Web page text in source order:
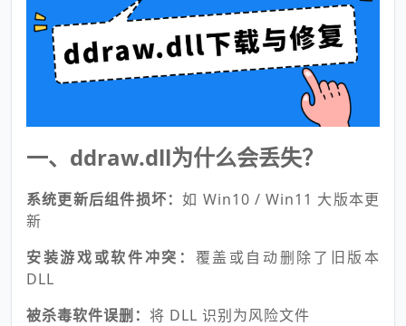
一、ddraw.dll为什么会丢失？
系统更新后组件损坏：如 Win10 / Win11 大版本更
新
安装游戏或软件冲突： 覆盖或自动删除了旧版本
DLL
被杀毒软件误删： 将 DLL 识别为风险文件